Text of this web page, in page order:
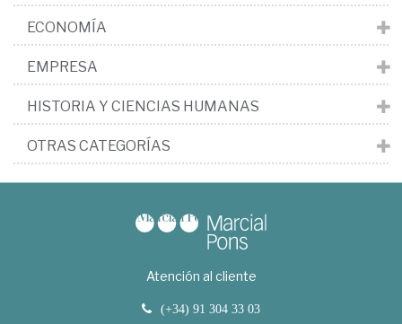
ECONOMÍA
EMPRESA
HISTORIA Y CIENCIAS HUMANAS
OTRAS CATEGORÍAS
Atención al cliente
(+34) 91 304 33 03